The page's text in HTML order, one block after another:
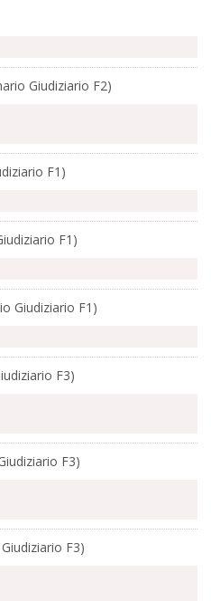
Giudiziario F2)
F1)
F1)
Giudiziario F1)
F3)
F3)
F3)